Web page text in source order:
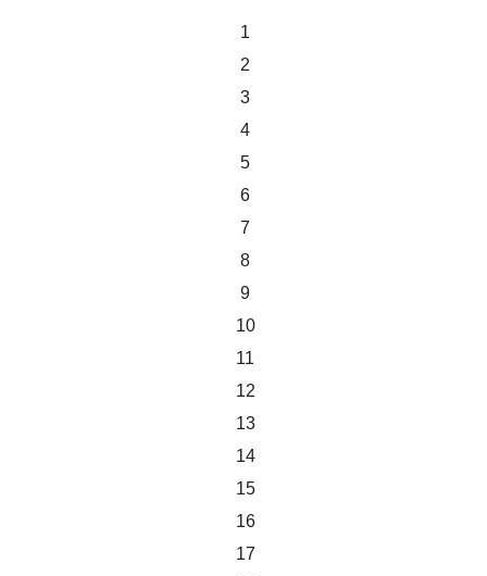
1
2
3
4
5
6
7
8
9
10
11
12
13
14
15
16
17